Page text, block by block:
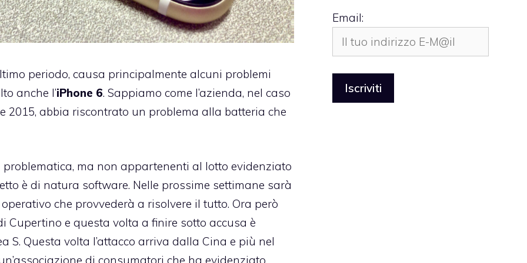
periodo, causa principalmente alcuni problemi
anche l’iPhone 6. Sappiamo come l’azienda, nel caso
2015, abbia riscontrato un problema alla batteria che
problematica, ma non appartenenti al lotto evidenziato
è di natura software. Nelle prossime settimane sarà
che provvederà a risolvere il tutto. Ora però
Cupertino e questa volta a finire sotto accusa è
S. Questa volta l’attacco arriva dalla Cina e più nel
di consumatori che ha evidenziato
Email: